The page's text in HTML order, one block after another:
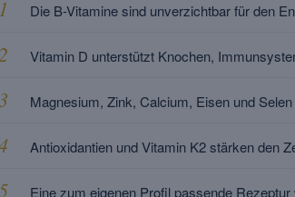
Die B-Vitamine sind unverzichtbar für den
Vitamin D unterstützt Knochen,
Magnesium, Zink, Calcium, Eisen und
Antioxidantien und Vitamin K2 stärken den
Eine zum eigenen Profil passende